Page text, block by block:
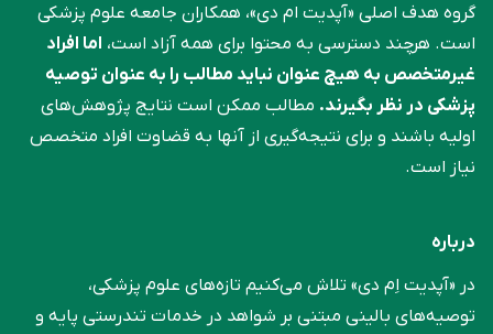
گروه هدف اصلی «آپدیت ام دی»، همکاران جامعه علوم ‌پزشکی
است. هرچند دسترسی به محتوا برای همه آزاد است، اما افراد
غیرمتخصص به هیچ عنوان نباید مطالب را به عنوان توصیه
پزشکی در نظر بگیرند. مطالب ممکن است نتایج پژوهش‌های
اولیه باشند و برای نتیجه‌گیری از آنها به قضاوت افراد متخصص
نیاز است.
درباره
در «آپدیت اِم دی» تلاش می‌کنیم تازه‌های علوم پزشکی،
توصیه‌های بالینی مبتنی بر شواهد در خدمات تندرستی پایه و